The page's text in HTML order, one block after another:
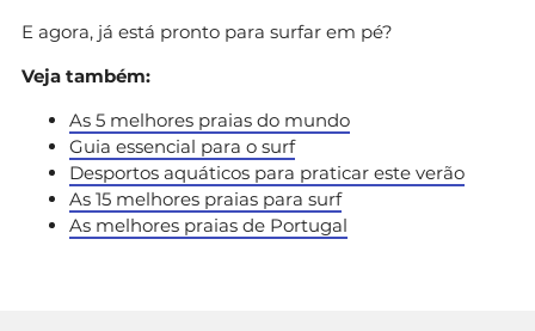
E agora, já está pronto para surfar em pé?
Veja também:
As 5 melhores praias do mundo
Guia essencial para o surf
Desportos aquáticos para praticar este verão
As 15 melhores praias para surf
As melhores praias de Portugal